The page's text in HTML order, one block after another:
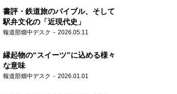
書評・鉄道旅のバイブル、そして
駅弁文化の「近現代史」
報道部畑中デスク 2026.05.11
縁起物の“スイーツ”に込める様々
な意味
報道部畑中デスク 2026.01.01